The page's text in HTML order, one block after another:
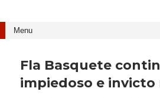
Fla Basquete
impiedoso e invicto